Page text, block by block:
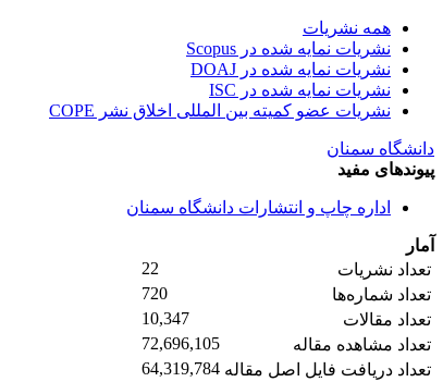
همه نشریات
نشریات نمایه شده در Scopus
نشریات نمایه شده در DOAJ
نشریات نمایه شده در ISC
نشریات عضو کمیته بین المللی اخلاق نشر COPE
دانشگاه سمنان
پیوندهای مفید
اداره چاپ و انتشارات دانشگاه سمنان
آمار
تعداد نشریات
22
تعداد شماره‌ها
720
تعداد مقالات
10,347
تعداد مشاهده مقاله
72,696,105
تعداد دریافت فایل اصل مقاله 64,319,784